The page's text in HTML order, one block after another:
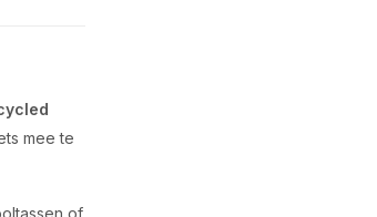
mee te
of